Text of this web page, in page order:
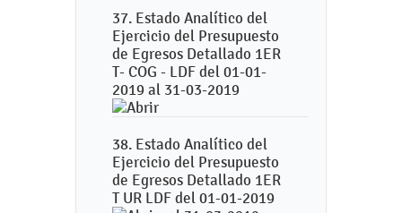
37. Estado Analítico del
Ejercicio del Presupuesto
de Egresos Detallado 1ER
T- COG - LDF del 01-01-
2019 al 31-03-2019
38. Estado Analítico del
Ejercicio del Presupuesto
de Egresos Detallado 1ER
T UR LDF del 01-01-2019